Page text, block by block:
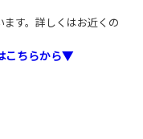
す。詳しくはお近くの
こちらから▼